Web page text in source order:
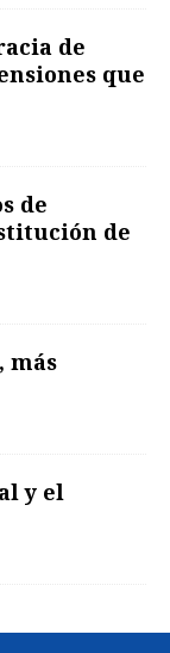
de
que
de
de
más
y el